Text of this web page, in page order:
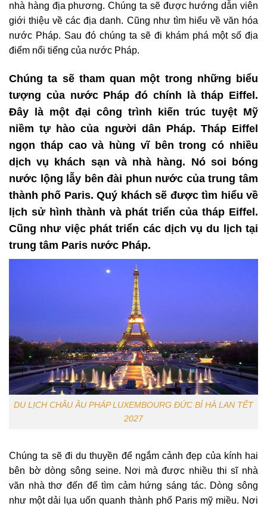
nhà hàng địa phương. Chúng ta sẽ được hướng dẫn viên
giới thiệu về các địa danh. Cũng như tìm hiểu về văn hóa
nước Pháp. Sau đó chúng ta sẽ đi khám phá một số địa
điểm nổi tiếng của nước Pháp.
Chúng ta sẽ tham quan một trong những biểu
tượng của nước Pháp đó chính là tháp Eiffel.
Đây là một đại công trình kiến trúc tuyệt Mỹ
niềm tự hào của người dân Pháp. Tháp Eiffel
ngọn tháp cao và hùng vĩ bên trong có nhiều
dịch vụ khách sạn và nhà hàng. Nó soi bóng
nước lộng lẫy bên đài phun nước của trung tâm
thành phố Paris. Quý khách sẽ được tìm hiểu về
lịch sử hình thành và phát triển của tháp Eiffel.
Cũng như việc phát triển các dịch vụ du lịch tại
trung tâm Paris nước Pháp.
DU LỊCH CHÂU ÂU PHÁP LUXEMBOURG ĐỨC BỈ HÀ LAN TẾT
2027
Chúng ta sẽ đi du thuyền để ngắm cảnh đẹp của kính hai
bên bờ dòng sông seine. Nơi mà được nhiều thi sĩ nhà
văn nhà thơ đến để tìm cảm hứng sáng tác. Dòng sông
như một dải lụa uốn quanh thành phố Paris mỹ miều. Nơi